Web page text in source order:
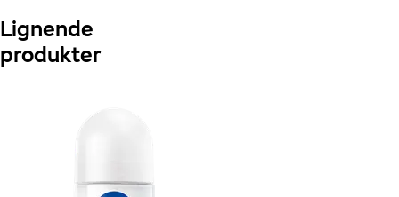
Lignende
produkter